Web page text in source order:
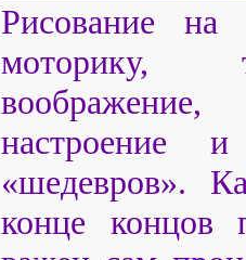
Рисование на
моторику,
воображение,
настроение
«шедевров».
конце концов